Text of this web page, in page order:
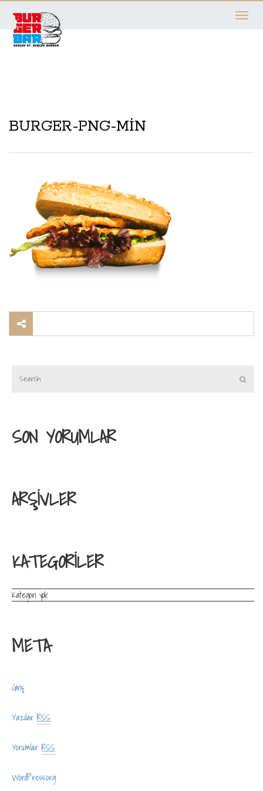
Toggle
BURGER-PNG-MIN
SON YORUMLAR
ARŞIVLER
KATEGORILER
Kategori yok
META
Giriş
Yazılar RSS
Yorumlar RSS
WordPress.org